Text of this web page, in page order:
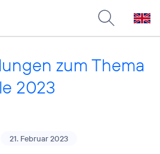
zum Thema
2023
21. Februar 2023